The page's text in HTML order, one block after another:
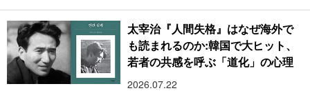
太宰治『人間失格』はなぜ海外で
も読まれるのか:韓国で大ヒット、
若者の共感を呼ぶ「道化」の心理
2026.07.22